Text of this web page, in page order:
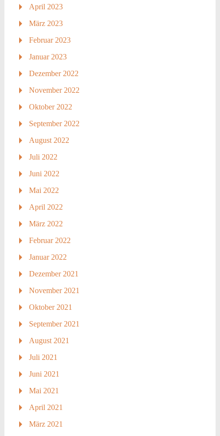
April 2023
März 2023
Februar 2023
Januar 2023
Dezember 2022
November 2022
Oktober 2022
September 2022
August 2022
Juli 2022
Juni 2022
Mai 2022
April 2022
März 2022
Februar 2022
Januar 2022
Dezember 2021
November 2021
Oktober 2021
September 2021
August 2021
Juli 2021
Juni 2021
Mai 2021
April 2021
März 2021